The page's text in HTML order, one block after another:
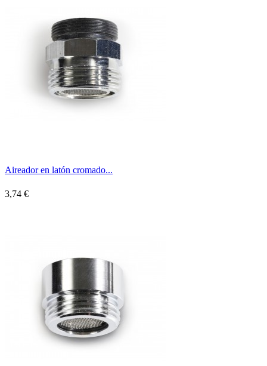
Aireador en latón cromado...
3,74 €